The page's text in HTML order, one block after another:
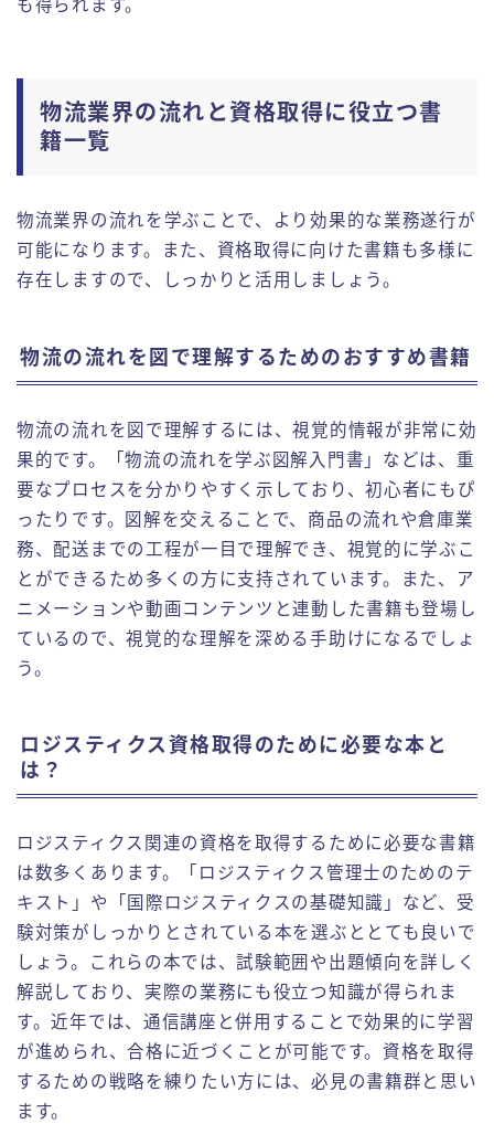
も得られます。
物流業界の流れと資格取得に役立つ書
籍一覧
物流業界の流れを学ぶことで、より効果的な業務遂行が
可能になります。また、資格取得に向けた書籍も多様に
存在しますので、しっかりと活用しましょう。
物流の流れを図で理解するためのおすすめ書籍
物流の流れを図で理解するには、視覚的情報が非常に効
果的です。「物流の流れを学ぶ図解入門書」などは、重
要なプロセスを分かりやすく示しており、初心者にもぴ
ったりです。図解を交えることで、商品の流れや倉庫業
務、配送までの工程が一目で理解でき、視覚的に学ぶこ
とができるため多くの方に支持されています。また、ア
ニメーションや動画コンテンツと連動した書籍も登場し
ているので、視覚的な理解を深める手助けになるでしょ
う。
ロジスティクス資格取得のために必要な本と
は？
ロジスティクス関連の資格を取得するために必要な書籍
は数多くあります。「ロジスティクス管理士のためのテ
キスト」や「国際ロジスティクスの基礎知識」など、受
験対策がしっかりとされている本を選ぶととても良いで
しょう。これらの本では、試験範囲や出題傾向を詳しく
解説しており、実際の業務にも役立つ知識が得られま
す。近年では、通信講座と併用することで効果的に学習
が進められ、合格に近づくことが可能です。資格を取得
するための戦略を練りたい方には、必見の書籍群と思い
ます。